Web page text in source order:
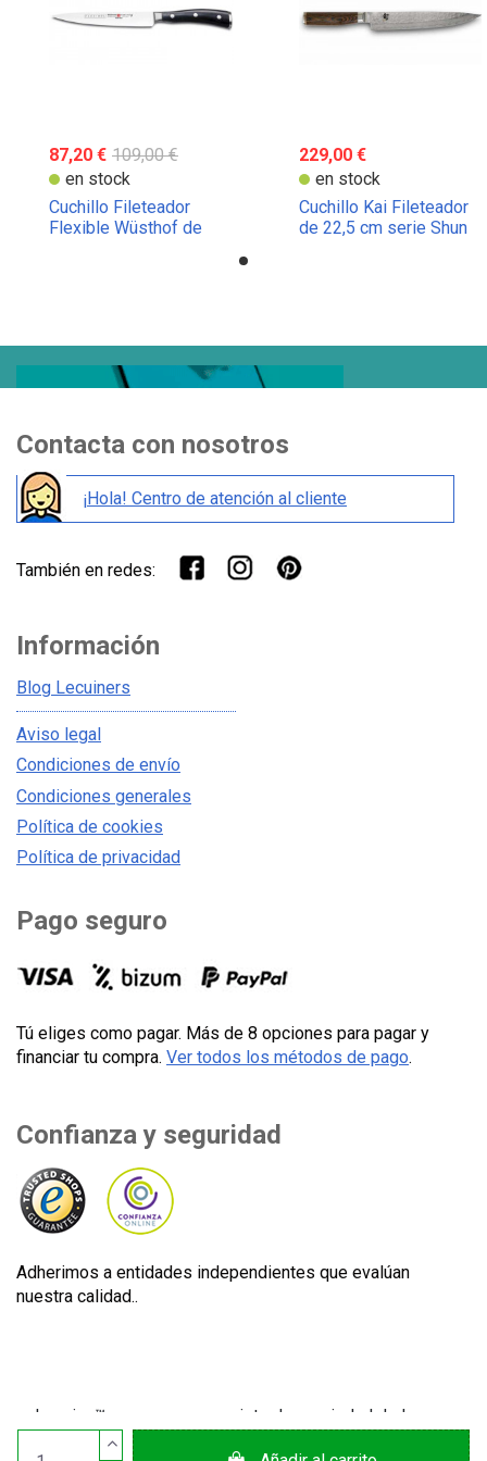
87,20 € 109,00 €
en stock
Cuchillo Fileteador
Flexible Wüsthof de
229,00 €
en stock
Cuchillo Kai Fileteador
de 22,5 cm serie Shun
Contacta con nosotros
¡Hola! Centro de atención al cliente
También en redes:
Información
Blog Lecuiners
Aviso legal
Condiciones de envío
Condiciones generales
Política de cookies
Política de privacidad
Pago seguro
Tú eliges como pagar. Más de 8 opciones para pagar y
financiar tu compra. Ver todos los métodos de pago.
Confianza y seguridad
Adherimos a entidades independientes que evalúan
nuestra calidad..
Lecuine™ es una marca registrada propiedad de Lecom
Projects S.L. © Copyright © 2012-2026. España. Todos los